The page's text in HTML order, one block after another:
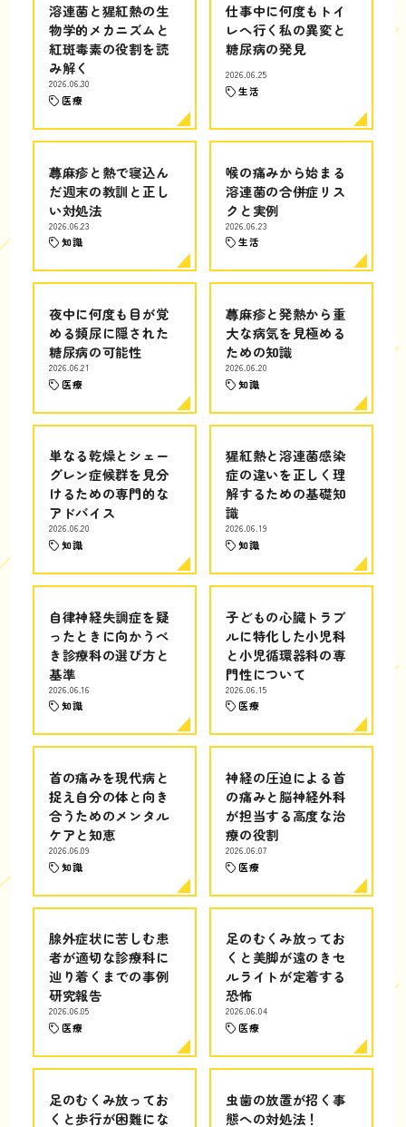
溶連菌と猩紅熱の生
物学的メカニズムと
紅斑毒素の役割を読
み解く
2026.06.30
医療
仕事中に何度もトイ
レへ行く私の異変と
糖尿病の発見
2026.06.25
生活
蕁麻疹と熱で寝込ん
だ週末の教訓と正し
い対処法
2026.06.23
知識
喉の痛みから始まる
溶連菌の合併症リス
クと実例
2026.06.23
生活
夜中に何度も目が覚
める頻尿に隠された
糖尿病の可能性
2026.06.21
医療
蕁麻疹と発熱から重
大な病気を見極める
ための知識
2026.06.20
知識
単なる乾燥とシェー
グレン症候群を見分
けるための専門的な
アドバイス
2026.06.20
知識
猩紅熱と溶連菌感染
症の違いを正しく理
解するための基礎知
識
2026.06.19
知識
自律神経失調症を疑
ったときに向かうべ
き診療科の選び方と
基準
2026.06.16
知識
子どもの心臓トラブ
ルに特化した小児科
と小児循環器科の専
門性について
2026.06.15
医療
首の痛みを現代病と
捉え自分の体と向き
合うためのメンタル
ケアと知恵
2026.06.09
知識
神経の圧迫による首
の痛みと脳神経外科
が担当する高度な治
療の役割
2026.06.07
医療
腺外症状に苦しむ患
者が適切な診療科に
辿り着くまでの事例
研究報告
2026.06.05
医療
足のむくみ放ってお
くと美脚が遠のきセ
ルライトが定着する
恐怖
2026.06.04
医療
足のむくみ放ってお
くと歩行が困難にな
虫歯の放置が招く事
態への対処法！